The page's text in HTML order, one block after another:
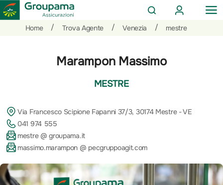
CERCA
AREA
CLIENTI
Home
/ Trova Agente / Venezia / mestre
Marampon Massimo
MESTRE
Via Francesco Scipione Fapanni 37/3, 30174 Mestre - VE
041 974 555
mestre @ groupama.it
massimo.marampon @ pecgruppoagit.com